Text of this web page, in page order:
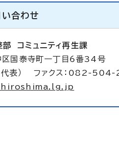
い合わせ
部 コミュニティ再生課
泰寺町一丁目6番34号
表） ファクス：082-